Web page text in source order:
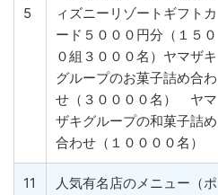
5
ィズニーリゾートギフトカ
ード５０００円分（１５０
０組３０００名）ヤマザキ
グループのお菓子詰め合わ
せ（３００００名） ヤマ
ザキグループの和菓子詰め
合わせ（１００００名）
11
人気有名店のメニュー（ポ